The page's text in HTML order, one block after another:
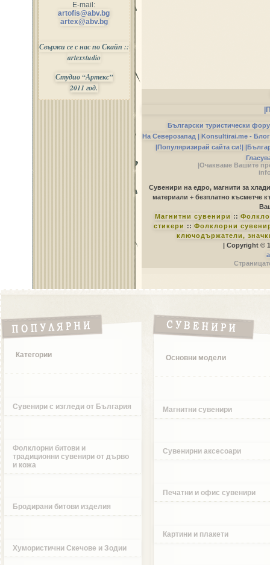
E-mail:
artofis@abv.bg
artex@abv.bg
Свържи се с нас по Скайп ::
artexstudio
Студио “Артекс”
2011 год.
Български туристически
На Северозапад | Konsultirai.me -
|Популяризирай сайта си!|
|Очакваме Вашите
Сувенири на едро, магнити за
материали + безплатно късметче
Магнитни сувенири ::
стикери :: Фолклорни
ключодържатели,
| Copyright ©
Категории
Сувенири с изгледи от България
Фолклорни битови и
традиционни сувенири от дърво
и кожа
Бродирани битови изделия
Хумористични Скечове и Зодии
Основни модели
Магнитни сувенири
Сувенирни аксесоари
Печатни и офис сувенири
Картини и плакети